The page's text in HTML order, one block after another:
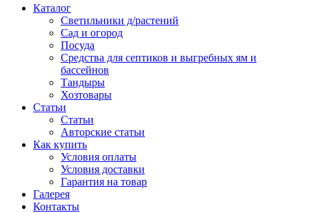
Каталог
Светильники д/растений
Сад и огород
Посуда
Средства для септиков и выгребных ям и
бассейнов
Тандыры
Хозтовары
Статьи
Статьи
Авторские статьи
Как купить
Условия оплаты
Условия доставки
Гарантия на товар
Галерея
Контакты